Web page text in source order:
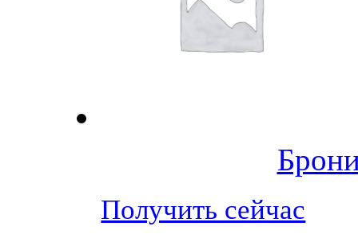
Получить сейчас